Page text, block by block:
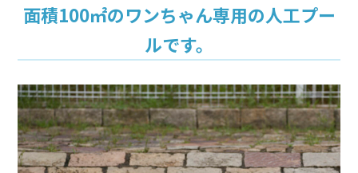
面積100㎡のワンちゃん専用の人工プー
ルです。